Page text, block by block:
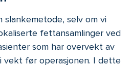
selv om vi
fettansamlinger ved
som har overvekt av
vekt før operasjonen. I dette